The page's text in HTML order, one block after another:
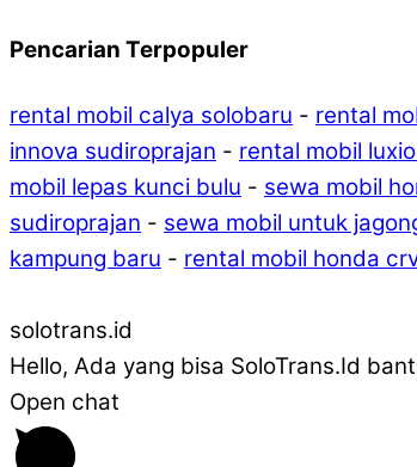
Pencarian Terpopuler
rental mobil calya solobaru - rental
innova sudiroprajan - rental mobil
mobil lepas kunci bulu - sewa mobil
sudiroprajan - sewa mobil untuk
kampung baru - rental mobil honda
solotrans.id
Hello, Ada yang bisa SoloTrans.Id
Open chat